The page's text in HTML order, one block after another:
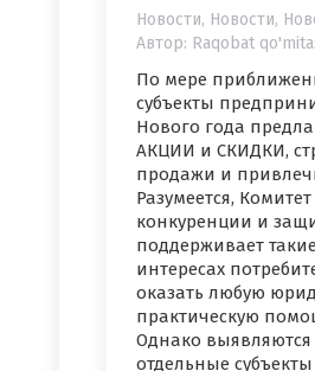
Новости, Новости,
Автор: Raqobat
По мере
субъекты
Нового года
АКЦИИ и СКИДКИ,
продажи и
Разумеется,
конкуренции и
поддерживает
интересах
оказать любую
практическую
Однако выявляются
отдельные субъекты